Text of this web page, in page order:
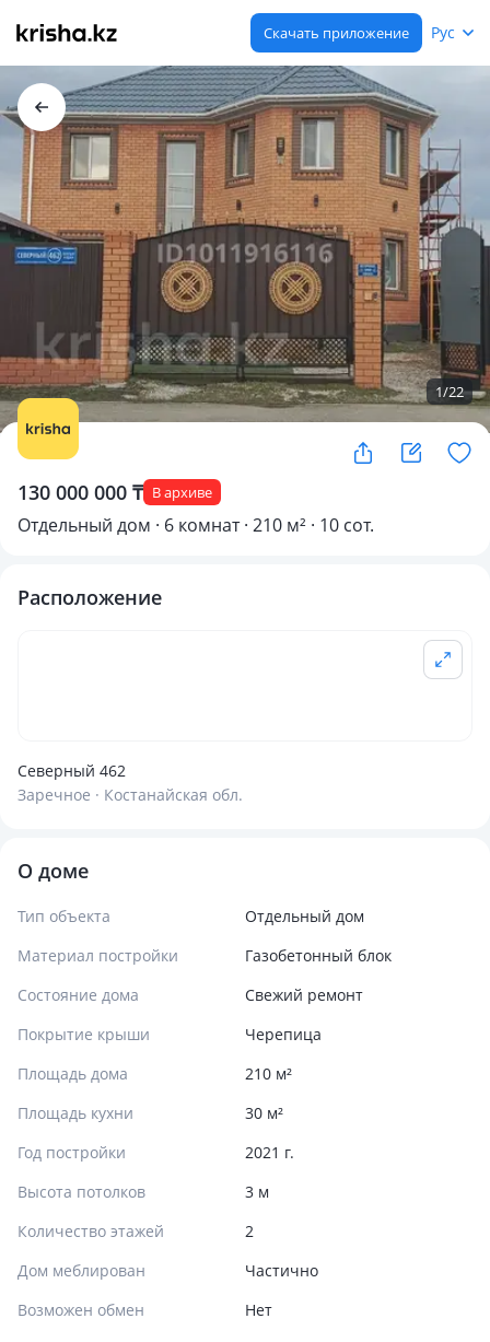
Скачать приложение Рус
1/22
130 000 000 ₸ В архиве
Отдельный дом · 6 комнат · 210 м² · 10 сот.
Расположение
Северный 462
Заречное · Костанайская обл.
О доме
Тип объекта
Отдельный дом
Материал постройки
Газобетонный блок
Состояние дома
Свежий ремонт
Покрытие крыши
Черепица
Площадь дома
210 м²
Площадь кухни
30 м²
Год постройки
2021 г.
Высота потолков
3 м
Количество этажей
2
Дом меблирован
Частично
Возможен обмен
Нет